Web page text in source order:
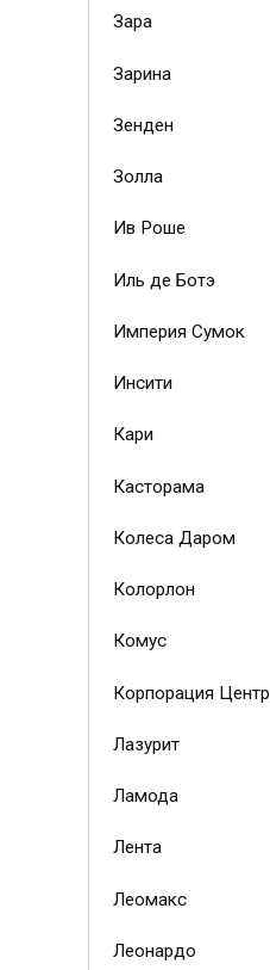
Зара
Зарина
Зенден
Золла
Ив Роше
Иль де Ботэ
Империя Сумок
Инсити
Кари
Касторама
Колеса Даром
Колорлон
Комус
Корпорация Центр
Лазурит
Ламода
Лента
Леомакс
Леонардо